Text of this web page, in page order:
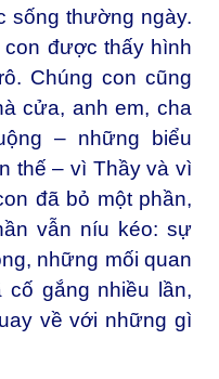
sống thường ngày.
được thấy hình
Chúng con cũng
cửa, anh em, cha
– những biểu
thế – vì Thầy và vì
đã bỏ một phần,
vẫn níu kéo: sự
những mối quan
cố gắng nhiều lần,
về với những gì